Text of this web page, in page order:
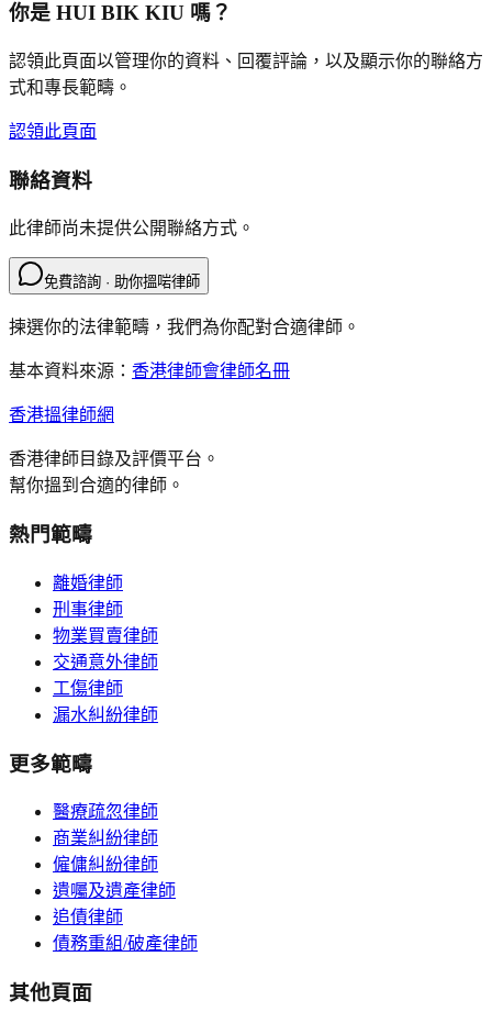
你是 HUI BIK KIU 嗎？
認領此頁面以管理你的資料、回覆評論，以及顯示你的聯絡方
式和專長範疇。
認領此頁面
聯絡資料
此律師尚未提供公開聯絡方式。
免費諮詢 · 助你搵啱律師
揀選你的法律範疇，我們為你配對合適律師。
基本資料來源： 香港律師會律師名冊
香港搵律師網
香港律師目錄及評價平台。
幫你搵到合適的律師。
熱門範疇
離婚律師
刑事律師
物業買賣律師
交通意外律師
工傷律師
漏水糾紛律師
更多範疇
醫療疏忽律師
商業糾紛律師
僱傭糾紛律師
遺囑及遺產律師
追債律師
債務重組/破產律師
其他頁面